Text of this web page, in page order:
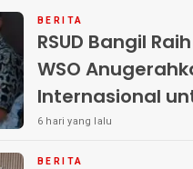
BERITA
RSUD Bangil
WSO
Internasional
6 hari yang lalu
BERITA